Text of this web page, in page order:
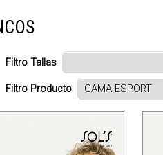
Filtro Tallas
Filtro Producto